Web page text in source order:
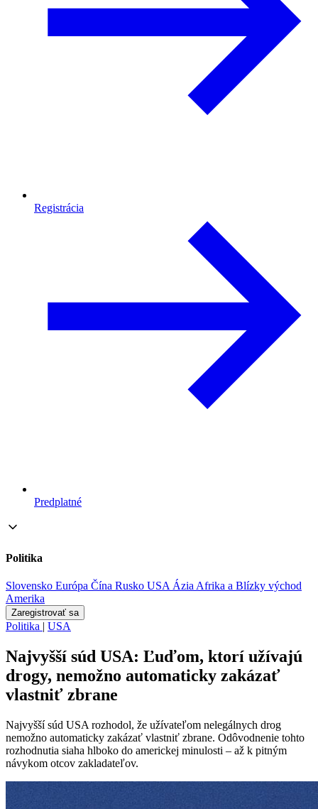
Registrácia
Predplatné
Politika
Slovensko Európa Čína Rusko USA ÁziaAfrika a Blízky východ
Amerika
Zaregistrovať sa
Politika | USA
Najvyšší súd USA: Ľuďom, ktorí užívajú
drogy, nemožno automaticky zakázať
vlastniť zbrane
Najvyšší súd USA rozhodol, že užívateľom nelegálnych drog
nemožno automaticky zakázať vlastniť zbrane. Odôvodnenie tohto
rozhodnutia siaha hlboko do americkej minulosti – až k pitným
návykom otcov zakladateľov.